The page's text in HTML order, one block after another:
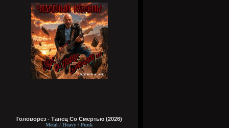
Головорез - Tанец Со Смертью (2026)
Metal / Heavy / Punk